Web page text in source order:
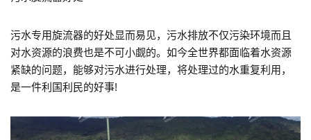
污水专用旋流器的好处显而易见，污水排放不仅污染环境而且
对水资源的浪费也是不可小觑的。如今全世界都面临着水资源
紧缺的问题，能够对污水进行处理，将处理过的水重复利用，
是一件利国利民的好事!